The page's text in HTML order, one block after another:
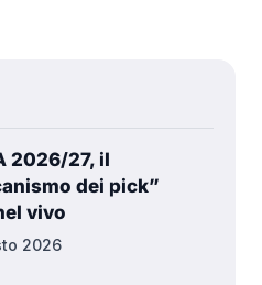
2026/27, il
dei pick”
vivo
2026